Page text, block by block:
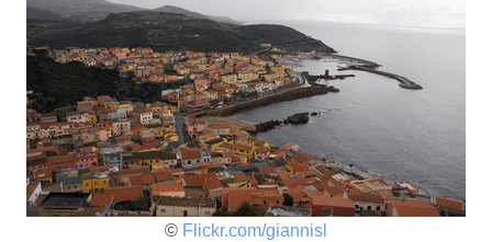
© Flickr.com/giannisl